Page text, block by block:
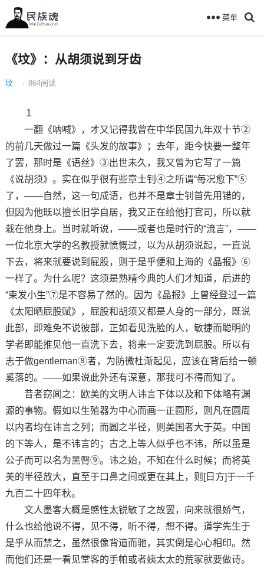
菜单
《坟》：从胡须说到牙齿
坟 · 864阅读
１
一翻《呐喊》，才又记得我曾在中华民国九年双十节②
的前几天做过一篇《头发的故事》；去年，距今快要一整年
了罢，那时是《语丝》③出世未久，我又曾为它写了一篇
《说胡须》。实在似乎很有些章士钊④之所谓“每况愈下”⑤
了，——自然，这一句成语，也并不是章士钊首先用错的，
但因为他既以擅长旧学自居，我又正在给他打官司，所以就
栽在他身上。当时就听说，——或者也是时行的“流言”，——
一位北京大学的名教授就愤慨过，以为从胡须说起，一直说
下去，将来就要说到屁股，则于是乎便和上海的《晶报》⑥
一样了。为什么呢？这须是熟精今典的人们才知道，后进的
“束发小生”⑦是不容易了然的。因为《晶报》上曾经登过一篇
《太阳晒屁股赋》，屁股和胡须又都是人身的一部分，既说
此部，即难免不说彼部，正如看见洗脸的人，敏捷而聪明的
学者即能推见他一直洗下去，将来一定要洗到屁股。所以有
志于做gentleman⑧者，为防微杜渐起见，应该在背后给一顿
奚落的。——如果说此外还有深意，那我可不得而知了。
昔者窃闻之：欧美的文明人讳言下体以及和下体略有渊
源的事物。假如以生殖器为中心而画一正圆形，则凡在圆周
以内者均在讳言之列；而圆之半径，则美国者大于英。中国
的下等人，是不讳言的；古之上等人似乎也不讳，所以虽是
公子而可以名为黑臀⑨。讳之始，不知在什么时候；而将英
美的半径放大，直至于口鼻之间或更在其上，则[日方]于一千
九百二十四年秋。
文人墨客大概是感性太锐敏了之故罢，向来就很娇气，
什么也给他说不得，见不得，听不得，想不得。道学先生于
是乎从而禁之，虽然很像背道而驰，其实倒是心心相印。然
而他们还是一看见堂客的手帕或者姨太太的荒冢就要做诗。